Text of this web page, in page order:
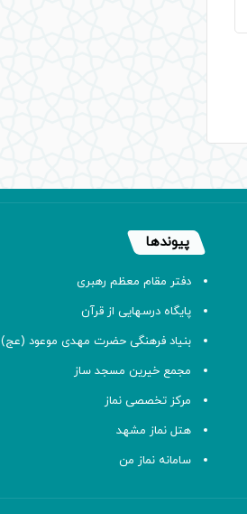
پیوندها
دفتر مقام معظم رهبری
پایگاه درسهایی از قرآن
بنیاد فرهنگی حضرت مهدی موعود (عج)
مجمع خیرین مسجد ساز
مرکز تخصصی نماز
هتل نماز مشهد
سامانه نماز من